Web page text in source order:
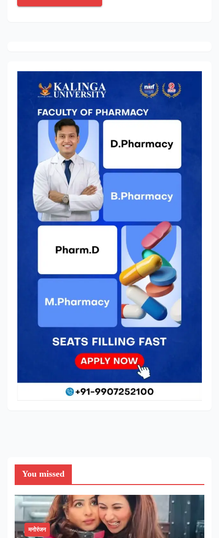
You missed
मनोरंजन